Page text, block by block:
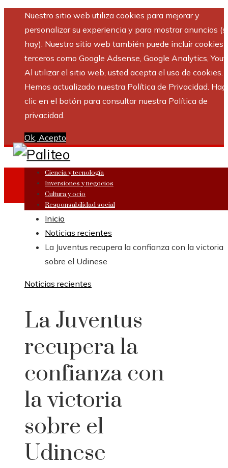
Nuestro sitio web utiliza cookies para mejorar y
personalizar su experiencia y para mostrar anuncios
hay). Nuestro sitio web también puede incluir cookies
terceros como Google Adsense, Google Analytics,
Al utilizar el sitio web, usted acepta el uso de cookies.
Hemos actualizado nuestra Política de Privacidad.
clic en el botón para consultar nuestra Política de
privacidad.
Ok, Acepto
Ciencia y tecnología
Inversiones y negocios
Cultura y ocio
Responsabilidad social
Inicio
Noticias recientes
La Juventus recupera la confianza con la victoria
sobre el Udinese
Noticias recientes
La Juventus
recupera la
confianza con
la victoria
sobre el
Udinese